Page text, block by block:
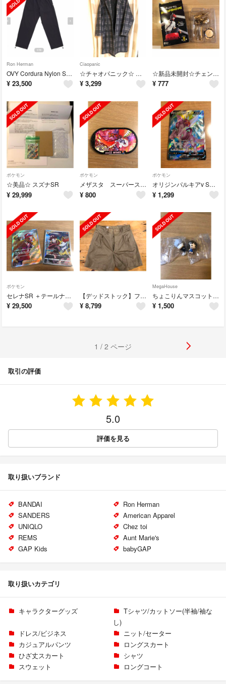
Ron Herman
OVY Cordura Nylon Stretch Easy Pants M
¥ 23,500
Ciaopanic
☆チャオパニック☆ チェスターコート オーバーコート ユニセックス グレー
¥ 3,299
☆新品未開封☆チェンソーマン バストアップマスターズ パワー ゴールド
¥ 777
ポケモン
☆美品☆ スズナSR
¥ 29,999
ポケモン
メザスタ スーパースター ホウオウ ダイマックス
¥ 800
ポケモン
オリジンパルキアv SR ポケモンカード
¥ 1,299
ポケモン
セレナSR ＋テールナーCHR
¥ 29,500
【デッドストック】フランス軍 M52 ショーツ サイズ5 ショートパンツ
¥ 8,799
MegaHouse
ちょこりんマスコット 劇場版 映画 呪術廻戦 ０ 祈本里香 五条悟
¥ 1,500
1 / 2 ページ
取引の評価
5.0
評価を見る
取り扱いブランド
BANDAI
Ron Herman
SANDERS
American Apparel
UNIQLO
Chez toi
REMS
Aunt Marie's
GAP Kids
babyGAP
取り扱いカテゴリ
キャラクターグッズ
Tシャツ/カットソー(半袖/袖な
し)
ドレス/ビジネス
ニット/セーター
カジュアルパンツ
ロングスカート
ひざ丈スカート
シャツ
スウェット
ロングコート